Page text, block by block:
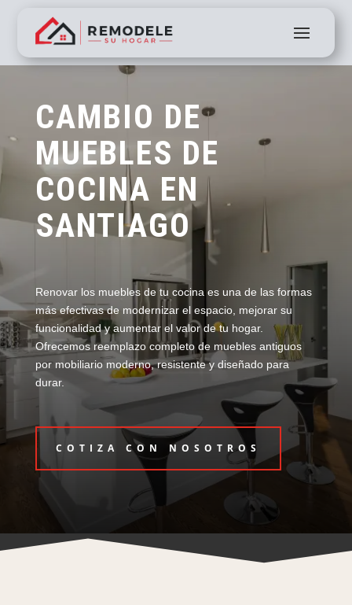
CAMBIO DE
MUEBLES DE
COCINA EN
SANTIAGO
Renovar los muebles de tu cocina es una de las formas
más efectivas de modernizar el espacio, mejorar su
funcionalidad y aumentar el valor de tu hogar.
Ofrecemos reemplazo completo de muebles antiguos
por mobiliario moderno, resistente y diseñado para
durar.
COTIZA CON NOSOTROS